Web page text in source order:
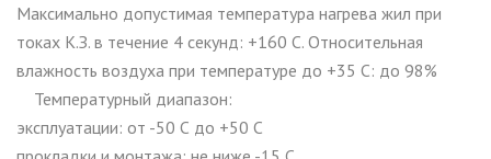
Максимально допустимая температура нагрева жил при
токах К.З. в течение 4 секунд: +160 С. Относительная
влажность воздуха при температуре до +35 С: до 98%
Температурный диапазон:
эксплуатации: от -50 С до +50 С